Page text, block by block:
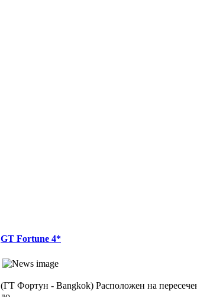
GT Fortune 4*
(ГТ Фортун - Bangkok) Расположен на